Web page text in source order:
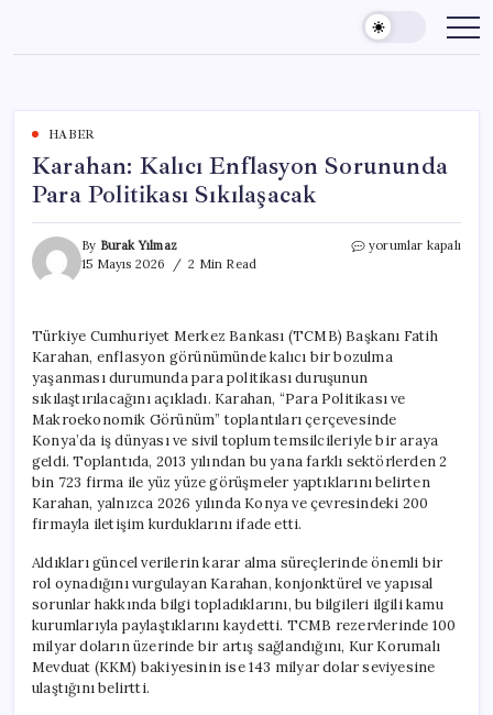
content
HABER
Karahan: Kalıcı Enflasyon Sorununda
Para Politikası Sıkılaşacak
By Burak Yılmaz
15 Mayıs 2026
2 Min Read
Karahan:
Politikası
Sıkılaşacak
yorumlar kapalı
Türkiye Cumhuriyet Merkez Bankası (TCMB) Başkanı Fatih
Karahan, enflasyon görünümünde kalıcı bir bozulma
yaşanması durumunda para politikası duruşunun
sıkılaştırılacağını açıkladı. Karahan, “Para Politikası ve
Makroekonomik Görünüm” toplantıları çerçevesinde
Konya’da iş dünyası ve sivil toplum temsilcileriyle bir araya
geldi. Toplantıda, 2013 yılından bu yana farklı sektörlerden 2
bin 723 firma ile yüz yüze görüşmeler yaptıklarını belirten
Karahan, yalnızca 2026 yılında Konya ve çevresindeki 200
firmayla iletişim kurduklarını ifade etti.
Aldıkları güncel verilerin karar alma süreçlerinde önemli bir
rol oynadığını vurgulayan Karahan, konjonktürel ve yapısal
sorunlar hakkında bilgi topladıklarını, bu bilgileri ilgili kamu
kurumlarıyla paylaştıklarını kaydetti. TCMB rezervlerinde 100
milyar doların üzerinde bir artış sağlandığını, Kur Korumalı
Mevduat (KKM) bakiyesinin ise 143 milyar dolar seviyesine
ulaştığını belirtti.